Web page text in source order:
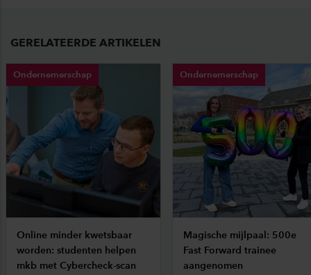
GERELATEERDE ARTIKELEN
Ondernemerschap
Online minder kwetsbaar
worden: studenten helpen
mkb met Cybercheck-scan
Ondernemerschap
Magische mijlpaal: 500e
Fast Forward trainee
aangenomen